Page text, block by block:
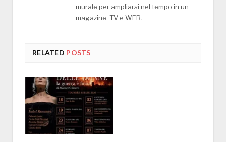
murale per ampliarsi nel tempo in un
magazine, TV e WEB.
RELATED POSTS